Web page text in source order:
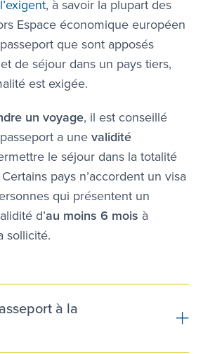
, à savoir la plupart des
Espace économique européen
passeport que sont apposés
de séjour dans un pays tiers,
est exigée.
un voyage, il est conseillé
a une validité
le séjour dans la totalité
pays n’accordent un visa
qui présentent un
d’au moins 6 mois à
sollicité.
à la